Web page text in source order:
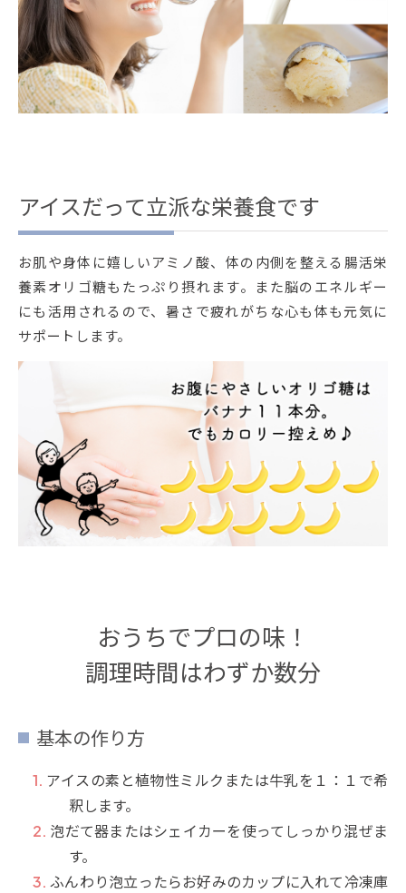
アイスだって立派な栄養食です
お肌や身体に嬉しいアミノ酸、体の内側を整える腸活栄
養素オリゴ糖もたっぷり摂れます。また脳のエネルギー
にも活用されるので、暑さで疲れがちな心も体も元気に
サポートします。
おうちでプロの味！
調理時間はわずか数分
基本の作り方
アイスの素と植物性ミルクまたは牛乳を１：１で希
釈します。
泡だて器またはシェイカーを使ってしっかり混ぜま
す。
ふんわり泡立ったらお好みのカップに入れて冷凍庫